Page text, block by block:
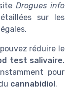
Drogues info
sur les
réduire le
test salivaire.
pour
cannabidiol.